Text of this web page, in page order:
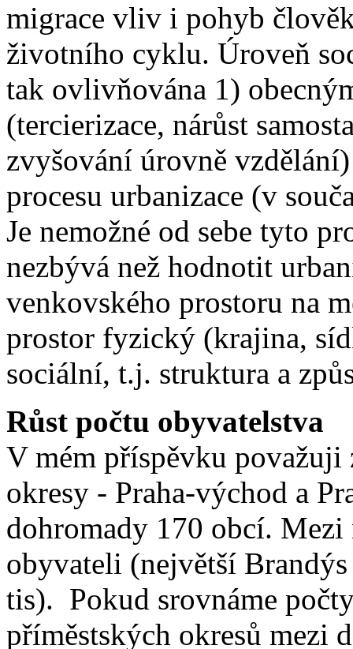
migrace vliv i pohyb
životního cyklu. Úroveň
tak ovlivňována 1)
(tercierizace, nárůst
zvyšování úrovně
procesu urbanizace (v
Je nemožné od sebe tyto
nezbývá než hodnotit
venkovského prostoru na
prostor fyzický (krajina,
sociální, t.j. struktura a
Růst počtu obyvatelstva
V mém příspěvku považuji
okresy - Praha-východ a
dohromady 170 obcí.
obyvateli (největší
tis). Pokud srovnáme
příměstských okresů mezi